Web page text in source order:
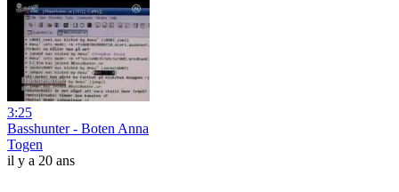
3:25
Basshunter - Boten Anna
Togen
il y a 20 ans